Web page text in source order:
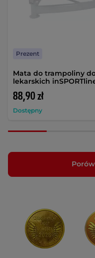
Mata do trampoliny
lekarskich
88,90 zł
Dostępny
Prezent